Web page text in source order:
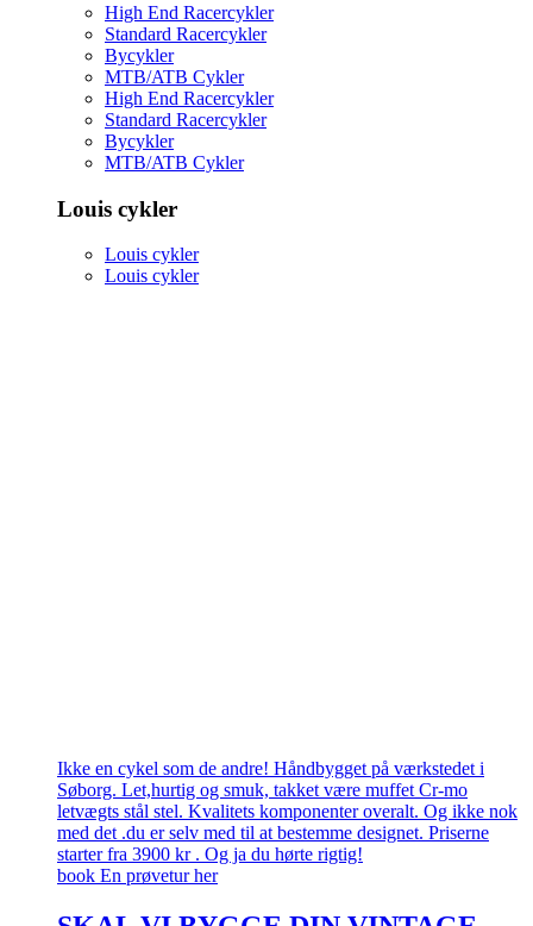
High End Racercykler
Standard Racercykler
Bycykler
MTB/ATB Cykler
High End Racercykler
Standard Racercykler
Bycykler
MTB/ATB Cykler
Louis cykler
Louis cykler
Louis cykler
Ikke en cykel som de andre! Håndbygget på værkstedet i
Søborg. Let,hurtig og smuk, takket være muffet Cr-mo
letvægts stål stel. Kvalitets komponenter overalt. Og ikke nok
med det .du er selv med til at bestemme designet. Priserne
starter fra 3900 kr . Og ja du hørte rigtig!
book En prøvetur her